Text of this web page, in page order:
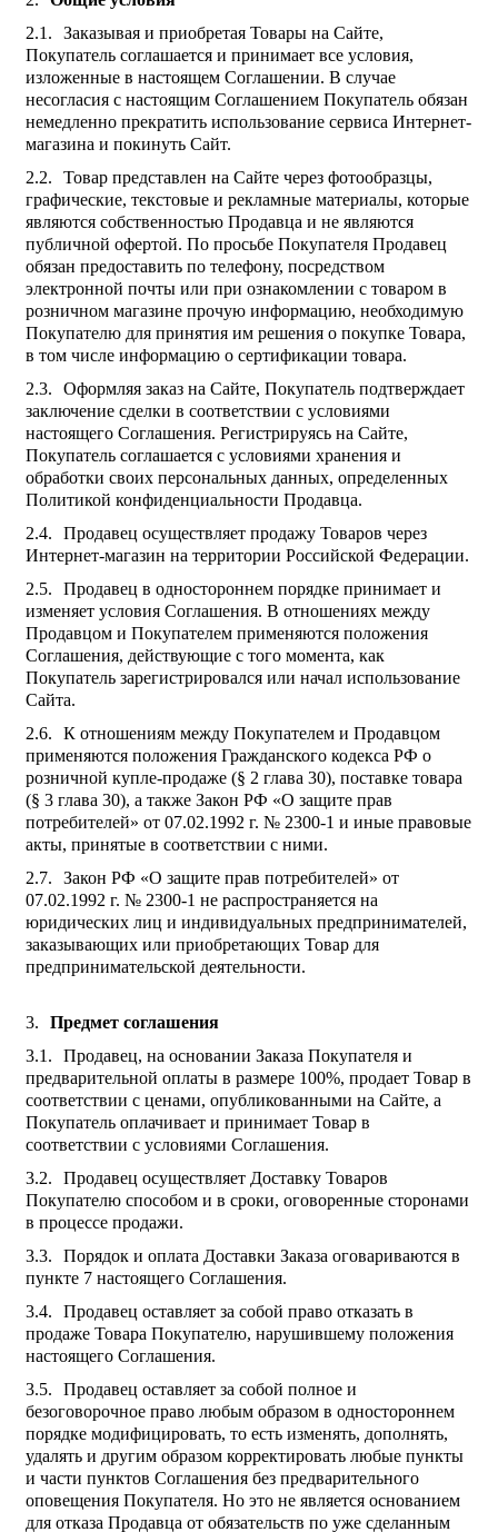
Заказывая и приобретая Товары на Сайте,
Покупатель соглашается и принимает все условия,
изложенные в настоящем Соглашении. В случае
несогласия с настоящим Соглашением Покупатель обязан
немедленно прекратить использование сервиса Интернет-
магазина и покинуть Сайт.
Товар представлен на Сайте через фотообразцы,
графические, текстовые и рекламные материалы, которые
являются собственностью Продавца и не являются
публичной офертой. По просьбе Покупателя Продавец
обязан предоставить по телефону, посредством
электронной почты или при ознакомлении с товаром в
розничном магазине прочую информацию, необходимую
Покупателю для принятия им решения о покупке Товара,
в том числе информацию о сертификации товара.
Оформляя заказ на Сайте, Покупатель подтверждает
заключение сделки в соответствии с условиями
настоящего Соглашения. Регистрируясь на Сайте,
Покупатель соглашается с условиями хранения и
обработки своих персональных данных, определенных
Политикой конфиденциальности Продавца.
Продавец осуществляет продажу Товаров через
Интернет-магазин на территории Российской Федерации.
Продавец в одностороннем порядке принимает и
изменяет условия Соглашения. В отношениях между
Продавцом и Покупателем применяются положения
Соглашения, действующие с того момента, как
Покупатель зарегистрировался или начал использование
Сайта.
К отношениям между Покупателем и Продавцом
применяются положения Гражданского кодекса РФ о
розничной купле-продаже (§ 2 глава 30), поставке товара
(§ 3 глава 30), а также Закон РФ «О защите прав
потребителей» от 07.02.1992 г. № 2300-1 и иные правовые
акты, принятые в соответствии с ними.
Закон РФ «О защите прав потребителей» от
07.02.1992 г. № 2300-1 не распространяется на
юридических лиц и индивидуальных предпринимателей,
заказывающих или приобретающих Товар для
предпринимательской деятельности.
Предмет соглашения
Продавец, на основании Заказа Покупателя и
предварительной оплаты в размере 100%, продает Товар в
соответствии с ценами, опубликованными на Сайте, а
Покупатель оплачивает и принимает Товар в
соответствии с условиями Соглашения.
Продавец осуществляет Доставку Товаров
Покупателю способом и в сроки, оговоренные сторонами
в процессе продажи.
Порядок и оплата Доставки Заказа оговариваются в
пункте 7 настоящего Соглашения.
Продавец оставляет за собой право отказать в
продаже Товара Покупателю, нарушившему положения
настоящего Соглашения.
Продавец оставляет за собой полное и
безоговорочное право любым образом в одностороннем
порядке модифицировать, то есть изменять, дополнять,
удалять и другим образом корректировать любые пункты
и части пунктов Соглашения без предварительного
оповещения Покупателя. Но это не является основанием
для отказа Продавца от обязательств по уже сделанным